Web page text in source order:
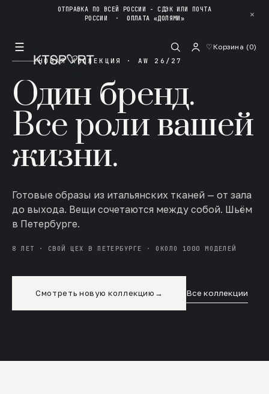
ОТПРАВКА ПО ВСЕЙ РОССИИ - СДЭК ИЛИ ПОЧТА
РОССИИ ·ОПЛАТА «ДОЛЯМИ» ✕
☰ ♡Корзина (0)
НОВАЯ КОЛЛЕКЦИЯ · AW 26/27
Один бренд.
Все роли вашей
жизни.
Готовые образы из итальянских тканей — от зала
до выхода. Вещи сочетаются между собой. Шьём
в Петербурге.
8 ЛЕТ · СВОЙ ЦЕХ В ПЕТЕРБУРГЕ · ОКОЛО 1000 МОДЕЛЕЙ
Смотреть новую коллекцию → Все коллекции